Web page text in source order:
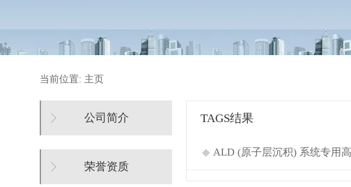
当前位置: 主页
公司简介
荣誉资质
TAGS结果
◆ ALD (原子层沉积) 系统专用